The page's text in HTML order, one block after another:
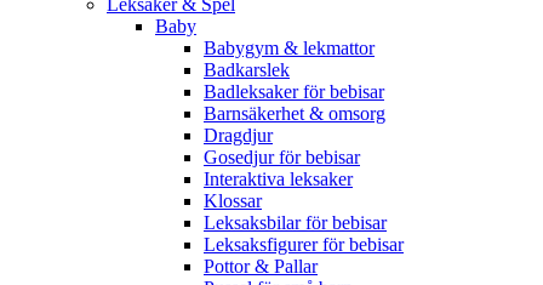
Leksaker & Spel
Baby
Babygym & lekmattor
Badkarslek
Badleksaker för bebisar
Barnsäkerhet & omsorg
Dragdjur
Gosedjur för bebisar
Interaktiva leksaker
Klossar
Leksaksbilar för bebisar
Leksaksfigurer för bebisar
Pottor & Pallar